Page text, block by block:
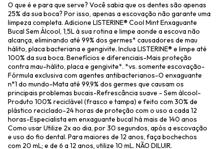
O que é e para que serve? Você sabia que os dentes são apenas
25% da sua boca? Por isso, apenas a escovação não garante uma
limpeza completa. Adicione LISTERINE® Cool Mint Enxaguante
Bucal Sem Álcool, 1,5L à sua rotina e limpe aonde a escova não
alcança, eliminando até 99% dos germes* causadores de mau
hálito, placa bacteriana e gengivite. Inclua LISTERINE® e limpe até
100% da sua boca. Benefícios e diferenciais-Mais proteção
contra mau-hálito, placa e gengivite*. *vs. somente escovação-
Fórmula exclusiva com agentes antibacterianos-O enxaguante
n°1 do mundo-Mata até 99,9% dos germes que causam os
principais problemas bucais-Refrescância suave - Sem álcool-
Produto 100% reciclável (frasco e tampa) e feito com 30% de
plástico reciclado-24 horas de proteção com o uso a cada 12
horas-Especialista em enxaguante bucal há mais de 140 anos
Como usar Utilize 2x ao dia, por 30 segundos, após a escovação
e uso do fio dental. Para maiores de 12 anos, faça bochechos
com 20 mL; e de 6 a 12 anos, utilize 10 mL. NÃO DILUIR.